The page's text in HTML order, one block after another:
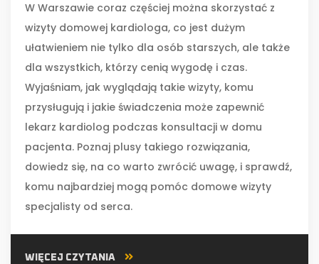
W Warszawie coraz częściej można skorzystać z
wizyty domowej kardiologa, co jest dużym
ułatwieniem nie tylko dla osób starszych, ale także
dla wszystkich, którzy cenią wygodę i czas.
Wyjaśniam, jak wyglądają takie wizyty, komu
przysługują i jakie świadczenia może zapewnić
lekarz kardiolog podczas konsultacji w domu
pacjenta. Poznaj plusy takiego rozwiązania,
dowiedz się, na co warto zwrócić uwagę, i sprawdź,
komu najbardziej mogą pomóc domowe wizyty
specjalisty od serca.
WIĘCEJ CZYTANIA